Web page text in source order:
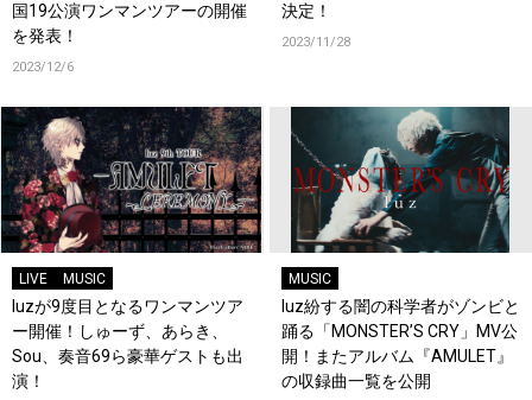
国19公演ワンマンツアーの開催
を発表！
2023/12/6
決定！
2023/11/28
LIVE MUSIC
luzが9度目となるワンマンツア
ー開催！しゅーず、あらき、
Sou、奏音69ら豪華ゲストも出
演！
MUSIC
luz紛する闇の科学者がゾンビと
踊る「MONSTER’S CRY」MV公
開！またアルバム『AMULET』
の収録曲一覧を公開